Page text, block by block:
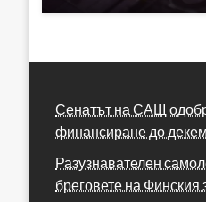
Сенатът на САЩ
финансиране до
Разузнавателен
бреговете на Финския